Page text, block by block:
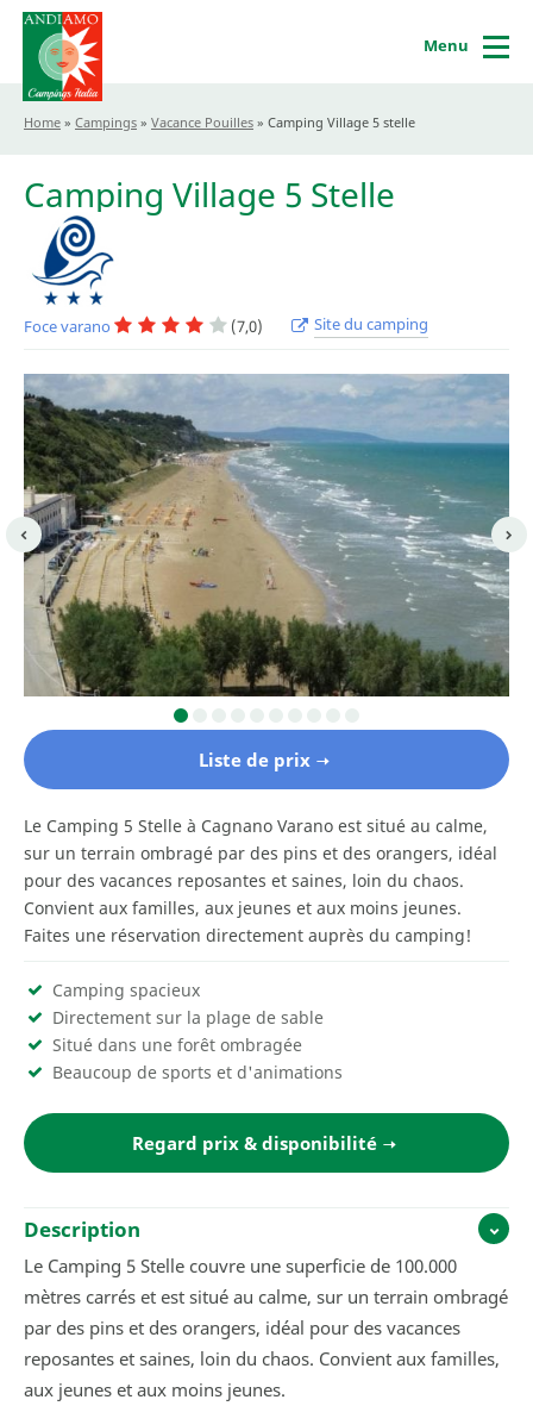
Menu
Home » Campings » Vacance Pouilles » Camping Village 5 stelle
Camping Village 5 Stelle
Foce varano (7,0) Site du camping
Liste de prix
Le Camping 5 Stelle à Cagnano Varano est situé au calme,
sur un terrain ombragé par des pins et des orangers, idéal
pour des vacances reposantes et saines, loin du chaos.
Convient aux familles, aux jeunes et aux moins jeunes.
Faites une réservation directement auprès du camping!
Camping spacieux
Directement sur la plage de sable
Situé dans une forêt ombragée
Beaucoup de sports et d'animations
Regard prix & disponibilité
Description
Le Camping 5 Stelle couvre une superficie de 100.000
mètres carrés et est situé au calme, sur un terrain ombragé
par des pins et des orangers, idéal pour des vacances
reposantes et saines, loin du chaos. Convient aux familles,
aux jeunes et aux moins jeunes.